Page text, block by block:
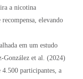
a nicotina
elevando
em um estudo
González et al. (2024)
4.500 participantes, a